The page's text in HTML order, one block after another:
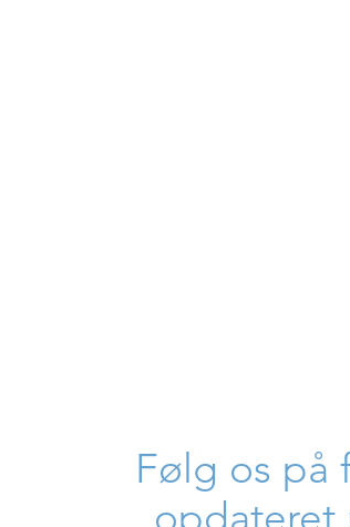
Følg os på
opdateret